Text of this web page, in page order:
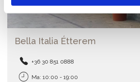
Bella Italia Étterem
+36 30 851 0888
Ma: 10:00 - 19:00